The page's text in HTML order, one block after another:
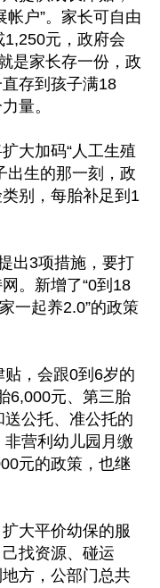
帐户”。家长可自由
元，政府会
是家长存一份，政
存到孩子满18
量。
大加码“人工生殖
出生的那一刻，政
别，每胎补足到1
出3项措施，要打
。新增了“0到18
一起养2.0”的政策
，会跟0到6岁的
6,000元、第三胎
送公托、准公托的
非营利幼儿园月缴
元的政策，也继
大平价幼保的服
找资源、碰运
方，公部门总共